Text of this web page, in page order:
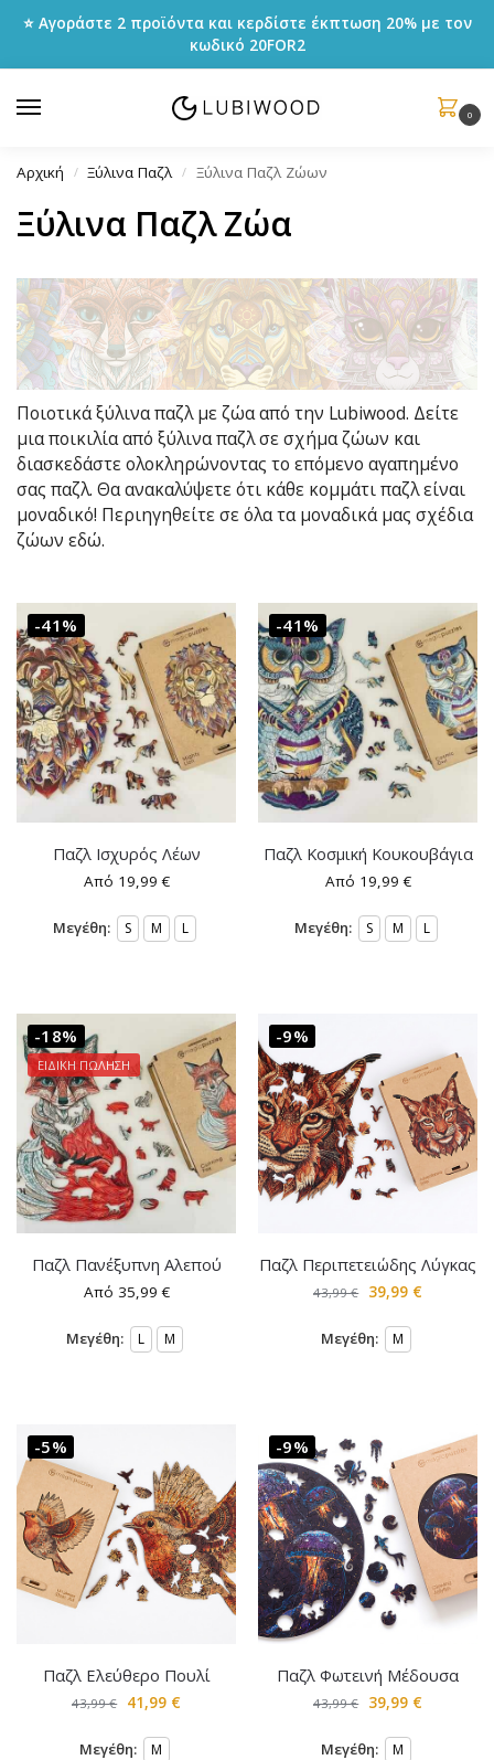
⭐ Αγοράστε 2 προϊόντα και κερδίστε έκπτωση 20% με τον
κωδικό 20FOR2
0
Αρχική / Ξύλινα Παζλ / Ξύλινα Παζλ Ζώων
Ξύλινα Παζλ Ζώα
Ποιοτικά ξύλινα παζλ με ζώα από την Lubiwood. Δείτε
μια ποικιλία από ξύλινα παζλ σε σχήμα ζώων και
διασκεδάστε ολοκληρώνοντας το επόμενο αγαπημένο
σας παζλ. Θα ανακαλύψετε ότι κάθε κομμάτι παζλ είναι
μοναδικό! Περιηγηθείτε σε όλα τα μοναδικά μας σχέδια
ζώων εδώ.
-41%
Παζλ Ισχυρός Λέων
Από 19,99€
Μεγέθη: S M L
-41%
Παζλ Κοσμική Κουκουβάγια
Από 19,99€
Μεγέθη: S M L
-18%
ΕΙΔΙΚΗ ΠΩΛΗΣΗ
Παζλ Πανέξυπνη Αλεπού
Από 35,99€
Μεγέθη: L M
-9%
Παζλ Περιπετειώδης Λύγκας
43,99€ 39,99 €
Μεγέθη: M
-5%
Παζλ Ελεύθερο Πουλί
43,99€ 41,99 €
Μεγέθη: M
-9%
Παζλ Φωτεινή Μέδουσα
43,99€ 39,99 €
Μεγέθη: M